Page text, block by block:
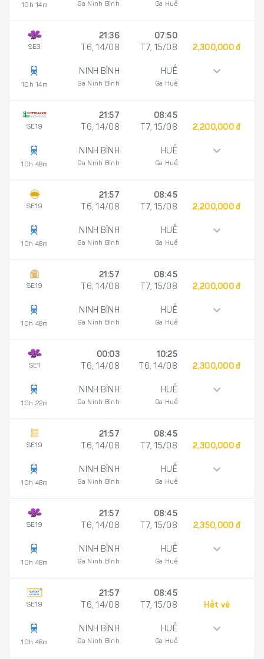
10h 14m Ga Ninh Bình Ga Huế
SE3
10h 14m
21:36
T6, 14/08
NINH BÌNH
Ga Ninh Bình
07:50
T7, 15/08
HUẾ
Ga Huế
2,300,000 đ
SE19
10h 48m
21:57
T6, 14/08
NINH BÌNH
Ga Ninh Bình
08:45
T7, 15/08
HUẾ
Ga Huế
2,200,000 đ
SE19
10h 48m
21:57
T6, 14/08
NINH BÌNH
Ga Ninh Bình
08:45
T7, 15/08
HUẾ
Ga Huế
2,200,000 đ
SE19
10h 48m
21:57
T6, 14/08
NINH BÌNH
Ga Ninh Bình
08:45
T7, 15/08
HUẾ
Ga Huế
2,200,000 đ
SE1
10h 22m
00:03
T6, 14/08
NINH BÌNH
Ga Ninh Bình
10:25
T6, 14/08
HUẾ
Ga Huế
2,300,000 đ
SE19
10h 48m
21:57
T6, 14/08
NINH BÌNH
Ga Ninh Bình
08:45
T7, 15/08
HUẾ
Ga Huế
2,300,000 đ
SE19
10h 48m
21:57
T6, 14/08
NINH BÌNH
Ga Ninh Bình
08:45
T7, 15/08
HUẾ
Ga Huế
2,350,000 đ
SE19
10h 48m
21:57
T6, 14/08
NINH BÌNH
Ga Ninh Bình
08:45
T7, 15/08
HUẾ
Ga Huế
Hết vé